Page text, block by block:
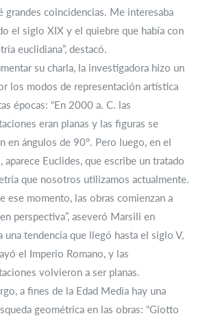
grandes coincidencias. Me interesaba
el siglo XIX y el quiebre que había con
euclidiana”, destacó.
su charla, la investigadora hizo un
los modos de representación artística
épocas: “En 2000 a. C. las
eran planas y las figuras se
en ángulos de 90º. Pero luego, en el
aparece Euclides, que escribe un tratado
que nosotros utilizamos actualmente.
ese momento, las obras comienzan a
perspectiva”, aseveró Marsili en
una tendencia que llegó hasta el siglo V,
el Imperio Romano, y las
volvieron a ser planas.
a fines de la Edad Media hay una
geométrica en las obras: “Giotto